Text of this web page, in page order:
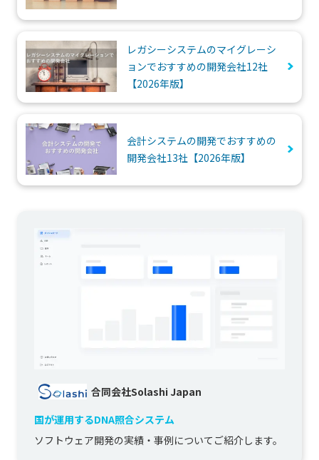
レガシーシステムのマイグレーシ
ョンでおすすめの開発会社12社
【2026年版】
会計システムの開発でおすすめの
開発会社13社【2026年版】
合同会社Solashi Japan
国が運用するDNA照合システム
ソフトウェア開発の実績・事例についてご紹介します。